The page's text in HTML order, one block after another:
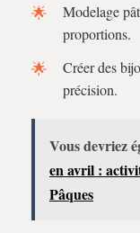
Modelage
proportions.
Créer des
précision.
Vous devriez
en avril :
Pâques